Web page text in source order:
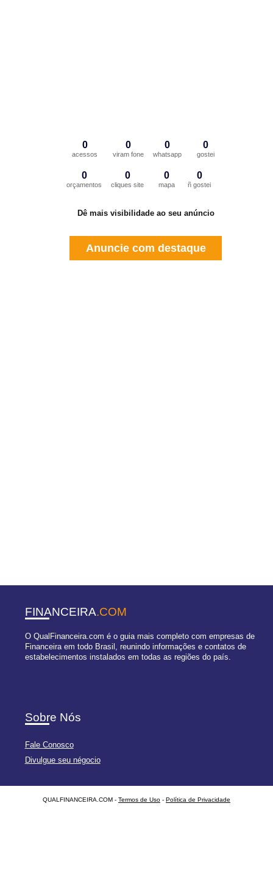
0
acessos
0
viram fone
0
whatsapp
0
gostei
0
orçamentos
0
cliques site
0
mapa
0
ñ gostei
Dê mais visibilidade ao seu anúncio
Anuncie com destaque
FINANCEIRA.COM
O QualFinanceira.com é o guia mais completo com empresas de
Financeira em todo Brasil, reunindo informações e contatos de
estabelecimentos instalados em todas as regiões do país.
Sobre Nós
Fale Conosco
Divulgue seu négocio
QUALFINANCEIRA.COM - Termos de Uso - Política de Privacidade